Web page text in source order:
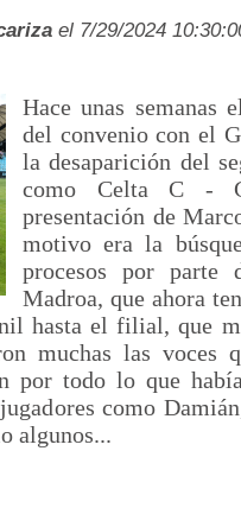
el 7/29/2024
Hace unas semanas
del convenio con el
la desaparición del
como Celta C -
presentación de
motivo era la
procesos por parte
Madroa, que ahora
hasta el filial, que
muchas las voces
por todo lo que
como
algunos...